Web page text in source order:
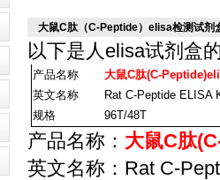
大鼠C肽（C-Peptide）elisa检测试剂
以下是 人elisa试剂盒
产品名称
大鼠C肽(C-
英文名称
Rat C-Peptide ELISA
规格
96T/48T
产品名称： 大鼠C肽
英文名称：Rat C-